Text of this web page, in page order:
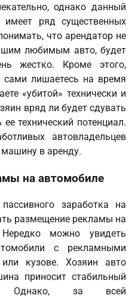
однако данный
имеет ряд существенных
что арендатор не
любимым авто, будет
жестко. Кроме этого,
лишаетесь на время
«убитой» технически и
вряд ли будет сдувать
технический потенциал.
автовладельцев
в аренду.
на автомобиле
заработка на
размещение рекламы на
Нередко можно увидеть
с рекламными
кузове. Хозяин авто
приносит стабильный
Однако, за всей